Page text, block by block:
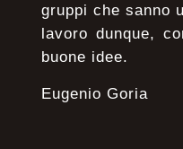
gruppi che sanno
lavoro dunque,
buone idee.
Eugenio Goria